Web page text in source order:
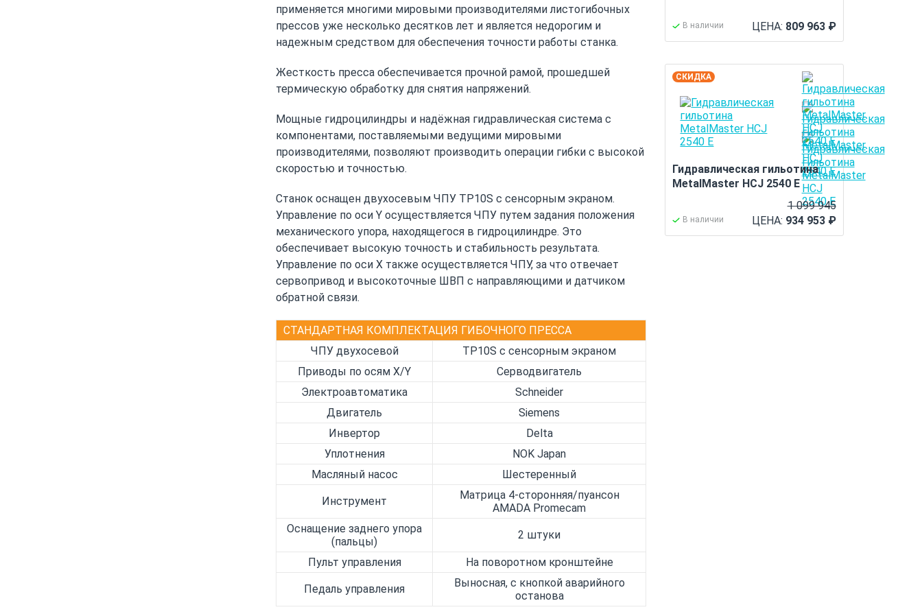
В наличии ЦЕНА: 809 963 ₽
СКИДКА
Гидравлическая гильотина
MetalMaster HCJ 2540 E
В наличии ЦЕНА: 934 953 ₽
1 099 945
применяется многими мировыми производителями листогибочных
прессов уже несколько десятков лет и является недорогим и
надежным средством для обеспечения точности работы станка.
Жесткость пресса обеспечивается прочной рамой, прошедшей
термическую обработку для снятия напряжений.
Мощные гидроцилиндры и надёжная гидравлическая система с
компонентами, поставляемыми ведущими мировыми
производителями, позволяют производить операции гибки с высокой
скоростью и точностью.
Станок оснащен двухосевым ЧПУ TP10S с сенсорным экраном.
Управление по оси Y осуществляется ЧПУ путем задания положения
механического упора, находящегося в гидроцилиндре. Это
обеспечивает высокую точность и стабильность результата.
Управление по оси X также осуществляется ЧПУ, за что отвечает
сервопривод и высокоточные ШВП с направляющими и датчиком
обратной связи.
СТАНДАРТНАЯ КОМПЛЕКТАЦИЯ ГИБОЧНОГО ПРЕССА
ЧПУ двухосевой
TP10S с сенсорным экраном
Приводы по осям X/Y
Серводвигатель
Электроавтоматика
Schneider
Двигатель
Siemens
Инвертор
Delta
Уплотнения
NOK Japan
Масляный насос
Шестеренный
Инструмент
Матрица 4-сторонняя/пуансон
AMADA Promecam
Оснащение заднего упора
(пальцы)
2 штуки
Пульт управления На поворотном кронштейне
Педаль управления
Выносная, с кнопкой аварийного
останова